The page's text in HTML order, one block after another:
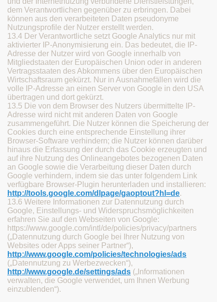
dem Verantwortlichen gegenüber zu erbringen. Dabei
können aus den verarbeiteten Daten pseudonyme
Nutzungsprofile der Nutzer erstellt werden.
13.4 Der Verantwortliche setzt Google Analytics nur mit
aktivierter IP-Anonymisierung ein. Das bedeutet, die IP-
Adresse der Nutzer wird von Google innerhalb von
Mitgliedstaaten der Europäischen Union oder in anderen
Vertragsstaaten des Abkommens über den Europäischen
Wirtschaftsraum gekürzt. Nur in Ausnahmefällen wird die
volle IP-Adresse an einen Server von Google in den USA
übertragen und dort gekürzt.
13.5 Die von dem Browser des Nutzers übermittelte IP-
Adresse wird nicht mit anderen Daten von Google
zusammengeführt. Die Nutzer können die Speicherung der
Cookies durch eine entsprechende Einstellung ihrer
Browser-Software verhindern; die Nutzer können darüber
hinaus die Erfassung der durch das Cookie erzeugten und
auf ihre Nutzung des Onlineangebotes bezogenen Daten
an Google sowie die Verarbeitung dieser Daten durch
Google verhindern, indem sie das unter folgendem Link
verfügbare Browser-Plugin herunterladen und installieren:
http://tools.google.com/dlpage/gaoptout?hl=de.
13.6 Weitere Informationen zur Datennutzung durch
Google, Einstellungs- und Widerspruchsmöglichkeiten
erfahren Sie auf den Webseiten von Google:
https://www.google.com/intl/de/policies/privacy/partners
(„Datennutzung durch Google bei Ihrer Nutzung von
Websites oder Apps seiner Partner“),
http://www.google.com/policies/technologies/ads
(„Datennutzung zu Werbezwecken“),
http://www.google.de/settings/ads („Informationen
verwalten, die Google verwendet, um Ihnen Werbung
einzublenden“).